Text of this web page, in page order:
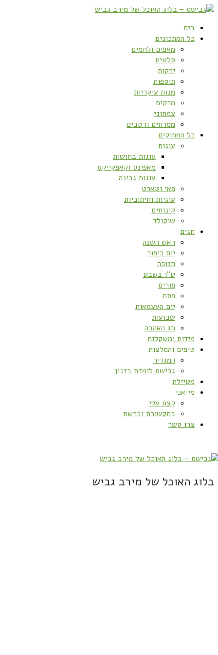
בית
כל המתכונים
מאפים ולחמים
סלטים
ירקות
תוספות
מנות עיקריות
מרקים
צמחוני
ממרחים ורטבים
כל המתוקים
עוגות
עוגות בחושות
מאפינס וקאפקייקס
עוגות גבינה
פאי וטארט
עוגיות וחיתוכיות
קינוחים
שוקולד
חגים
ראש השנה
יום כיפור
חנוכה
ט”ו בשבט
פורים
פסח
יום העצמאות
שבועות
חג האהבה
מידות ומשקלות
טיפים והמלצות
המגדיר
גבישס לומדת בדנון
מטיילת
מי אני
קצת עלי
בתקשורת וברשת
צרו קשר
בלוג האוכל של מירב גביש